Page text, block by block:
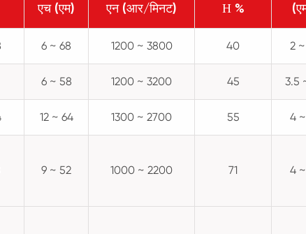
एच (एम) एन (आर/मिनट) Η %
6 ~ 68 1200 ~ 3800 40 2
6 ~ 58 1200 ~ 3200 45 3.5
12 ~ 64 1300 ~ 2700 55 4
9 ~ 52 1000 ~ 2200 71
4